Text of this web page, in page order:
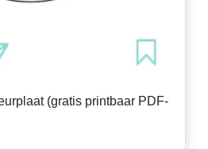
(gratis printbaar PDF-